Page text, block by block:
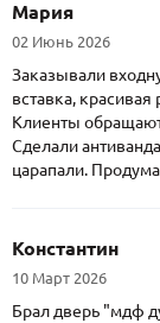
Мария
02 Июнь 2026
Заказывали
вставка,
Клиенты
Сделали
царапали.
Константин
10 Март 2026
Брал дверь "мдф